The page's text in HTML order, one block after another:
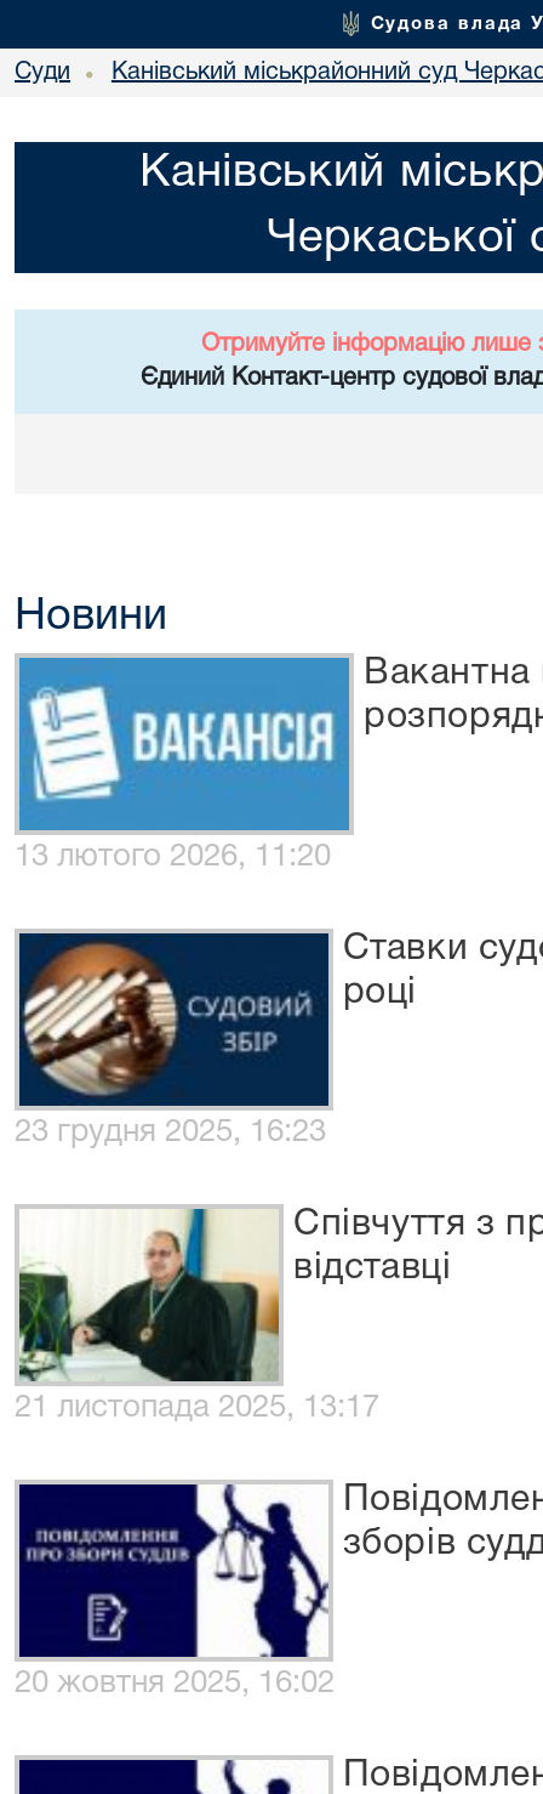
Судова влада
Суди • Канівський міськрайонний суд
Канівський
Черкаської
Отримуйте інформацію лише
Єдиний Контакт-центр судової
Новини
Вакантна
13 лютого 2026, 11:20
Ставки
році
23 грудня 2025, 16:23
Співчуття з
відставці
21 листопада 2025, 13:17
зборів
20 жовтня 2025, 16:02